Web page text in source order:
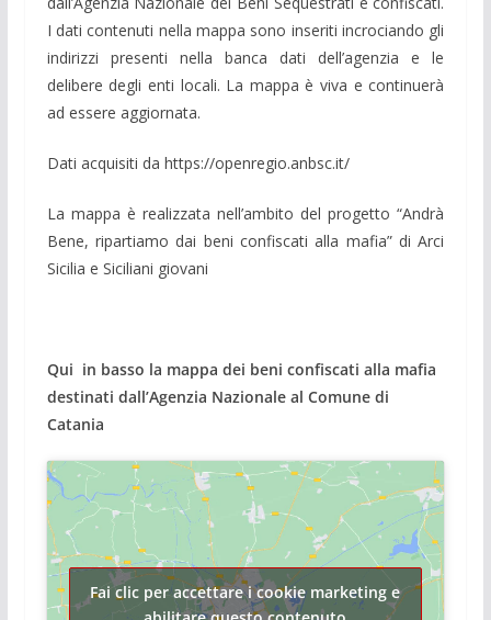
I dati contenuti nella mappa sono inseriti incrociando gli
indirizzi presenti nella banca dati dell’agenzia e le
delibere degli enti locali. La mappa è viva e continuerà
ad essere aggiornata.
Dati acquisiti da https://openregio.anbsc.it/
La mappa è realizzata nell’ambito del progetto “Andrà
Bene, ripartiamo dai beni confiscati alla mafia” di Arci
Sicilia e Siciliani giovani
Qui in basso la mappa dei beni confiscati alla mafia
destinati dall’Agenzia Nazionale al Comune di
Catania
Fai clic per accettare i cookie marketing e